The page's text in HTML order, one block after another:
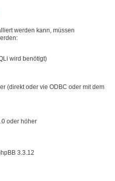
werden kann, müssen
wird benötigt)
(direkt oder vie ODBC oder mit dem
oder höher
3.3.12